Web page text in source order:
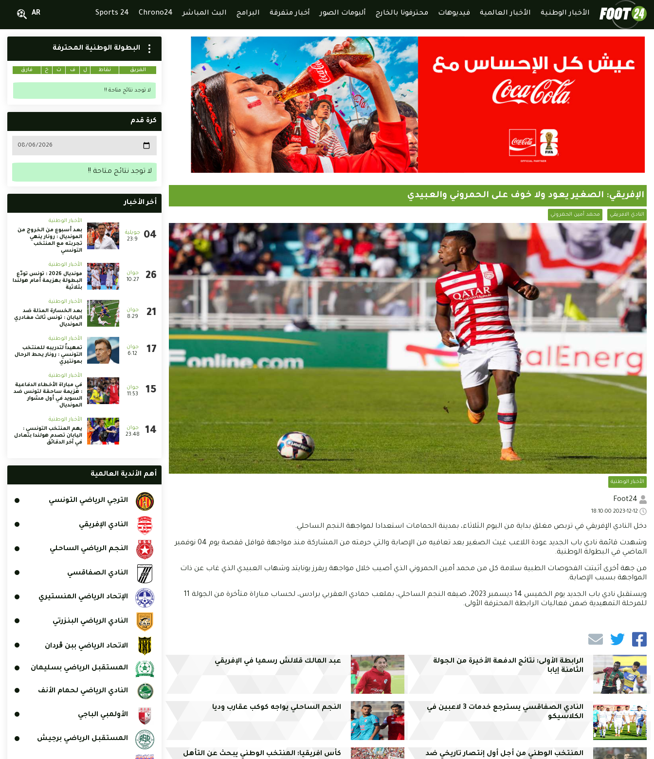
الأخبار الوطنية الأخبار العالمية فيديوهات محترفونا بالخارج ألبومات الصور أخبار متفرقة البرامج البث المباشر Chrono24
Sports 24
AR
الإفريقي: الصغير يعود ولا خوف على الحمروني والعبيدي
النادي الافريقي محمد أمين الحمروني
الأخبار الوطنية
دخل النادي الإفريقي في تربص مغلق بداية من اليوم الثلاثاء، بمدينة الحمامات استعدادا لمواجهة النجم الساحلي.
وشهدت قائمة نادي باب الجديد عودة اللاعب غيث الصغير بعد تعافيه من الإصابة والتي حرمته من المشاركة منذ مواجهة قوافل قفصة يوم 04 نوفمبر
الماضي في البطولة الوطنية.
من جهة أخرى أثبتت الفحوصات الطبية سلامة كل من محمد أمين الحمروني الذي أصيب خلال مواجهة ريفرز يونايتد وشهاب العبيدي الذي غاب عن ذات
المواجهة بسبب الإصابة.
ويستقبل نادي باب الجديد يوم الخميس 14 ديسمبر 2023، ضيفه النجم الساحلي، بملعب حمادي العقربي برادس، لحساب مباراة متأخرة من الجولة 11
للمرحلة التمهيدية ضمن فعاليات الرابطة المحترفة الأولى.
الرابطة الأولى: نتائج الدفعة الأخيرة من الجولة
الثامنة إيابا
عبد المالك قلالش رسميا في الإفريقي
النادي الصفاقسي يسترجع خدمات 3 لاعبين في
الكلاسيكو
النجم الساحلي يواجه كوكب عقارب وديا
المنتخب الوطني من أجل أول إنتصار تاريخي ضد
كأس افريقيا: المنتخب الوطني يبحث عن التأهل
البطولة الوطنية المحترفة
الفريق نقاط ل ف ت خ فارق
لا توجد نتائج متاحة !!
كرة قدم
لا توجد نتائج متاحة !!
أخر الأخبار
23:9
الأخبار الوطنية
بعد أسبوع من الخروج من
المونديال : رونار ينهي
تجربته مع المنتخب
التونسي
10:27
الأخبار الوطنية
مونديال 2026 : تونس تودّع
البطولة بهزيمة أمام هولندا
بثلاثية
8:29
الأخبار الوطنية
بعد الخسارة المذلة ضد
اليابان : تونس ثالث مغادري
المونديال
6:12
الأخبار الوطنية
تمهيداً لتدريبه للمنتخب
التونسي : رونار يحط الرحال
بمونتيري
11:53
الأخبار الوطنية
في مباراة الأخطاء الدفاعية
: هزيمة ساحقة لتونس ضد
السويد في أول مشوار
المونديال
23:48
الأخبار الوطنية
يهم المنتخب التونسي :
اليابان تصدم هولندا بتعادل
في آخر الدقائق
أهم الأندية العالمية
الترجي الرياضي التونسي
النادي الإفريقي
النجم الرياضي الساحلي
النادي الصفاقسي
الإتحاد الرياضي المنستيري
النادي الرياضي البنزرتي
الاتحاد الرياضي ببن ڨردان
المستقبل الرياضي بسليمان
النادي الرياضي لحمام الأنف
الأولمبي الباجي
المستقبل الرياضي برجيش